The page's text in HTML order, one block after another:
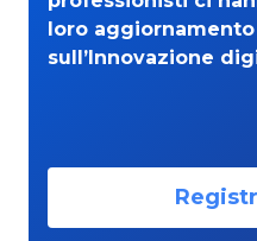
loro
sull’Innovazione